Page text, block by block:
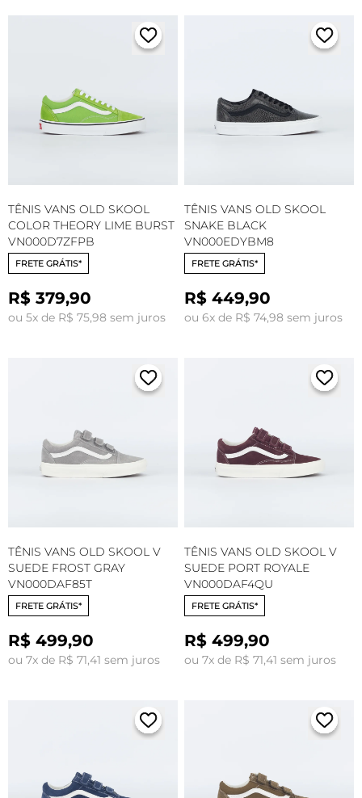
TÊNIS VANS OLD SKOOL
COLOR THEORY LIME BURST
VN000D7ZFPB
FRETE GRÁTIS*
R$ 379,90
ou 5x de R$ 75,98 sem juros
TÊNIS VANS OLD SKOOL
SNAKE BLACK
VN000EDYBM8
FRETE GRÁTIS*
R$ 449,90
ou 6x de R$ 74,98 sem juros
TÊNIS VANS OLD SKOOL V
SUEDE FROST GRAY
VN000DAF85T
FRETE GRÁTIS*
R$ 499,90
ou 7x de R$ 71,41 sem juros
TÊNIS VANS OLD SKOOL V
SUEDE PORT ROYALE
VN000DAF4QU
FRETE GRÁTIS*
R$ 499,90
ou 7x de R$ 71,41 sem juros